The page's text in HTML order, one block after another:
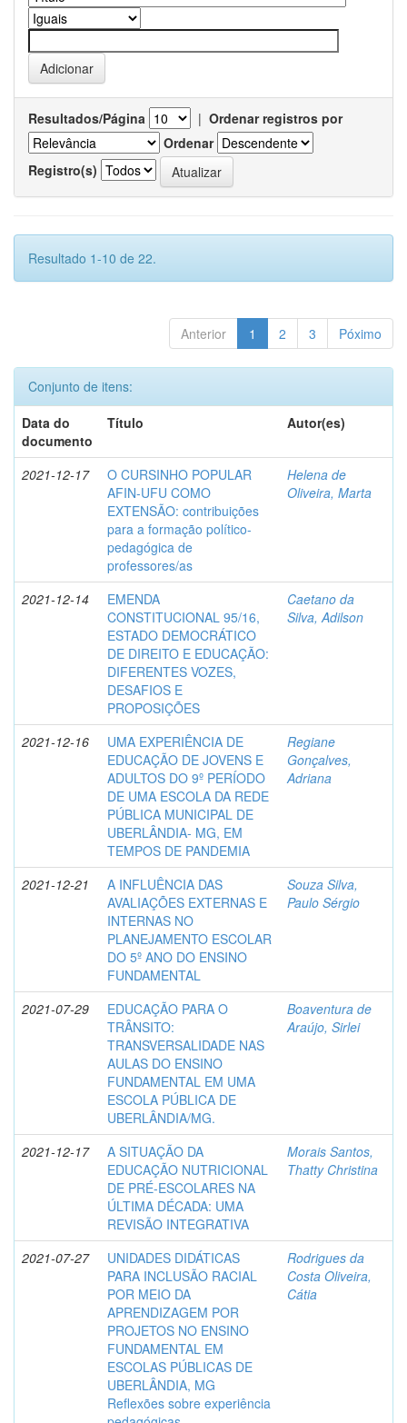
Resultados/Página | Ordenar registros por
Ordenar
Registro(s)
Resultado 1-10 de 22.
Anterior 1 2 3 Póximo
Conjunto de itens:
Data do
documento
Título Autor(es)
2021-12-17
O CURSINHO POPULAR
AFIN-UFU COMO
EXTENSÃO: contribuições
para a formação político-
pedagógica de
professores/as
Helena de
Oliveira, Marta
2021-12-14
EMENDA
CONSTITUCIONAL 95/16,
ESTADO DEMOCRÁTICO
DE DIREITO E EDUCAÇÃO:
DIFERENTES VOZES,
DESAFIOS E
PROPOSIÇÕES
Caetano da
Silva, Adilson
2021-12-16
UMA EXPERIÊNCIA DE
EDUCAÇÃO DE JOVENS E
ADULTOS DO 9º PERÍODO
DE UMA ESCOLA DA REDE
PÚBLICA MUNICIPAL DE
UBERLÂNDIA- MG, EM
TEMPOS DE PANDEMIA
Regiane
Gonçalves,
Adriana
2021-12-21
A INFLUÊNCIA DAS
AVALIAÇÕES EXTERNAS E
INTERNAS NO
PLANEJAMENTO ESCOLAR
DO 5º ANO DO ENSINO
FUNDAMENTAL
Souza Silva,
Paulo Sérgio
2021-07-29
EDUCAÇÃO PARA O
TRÂNSITO:
TRANSVERSALIDADE NAS
AULAS DO ENSINO
FUNDAMENTAL EM UMA
ESCOLA PÚBLICA DE
UBERLÂNDIA/MG.
Boaventura de
Araújo, Sirlei
2021-12-17
A SITUAÇÃO DA
EDUCAÇÃO NUTRICIONAL
DE PRÉ-ESCOLARES NA
ÚLTIMA DÉCADA: UMA
REVISÃO INTEGRATIVA
Morais Santos,
Thatty Christina
2021-07-27
UNIDADES DIDÁTICAS
PARA INCLUSÃO RACIAL
POR MEIO DA
APRENDIZAGEM POR
PROJETOS NO ENSINO
FUNDAMENTAL EM
ESCOLAS PÚBLICAS DE
UBERLÂNDIA, MG
Reflexões sobre experiência
Rodrigues da
Costa Oliveira,
Cátia